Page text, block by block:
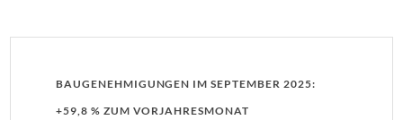
BAUGENEHMIGUNGEN IM SEPTEMBER 2025:
+59,8 % ZUM VORJAHRESMONAT